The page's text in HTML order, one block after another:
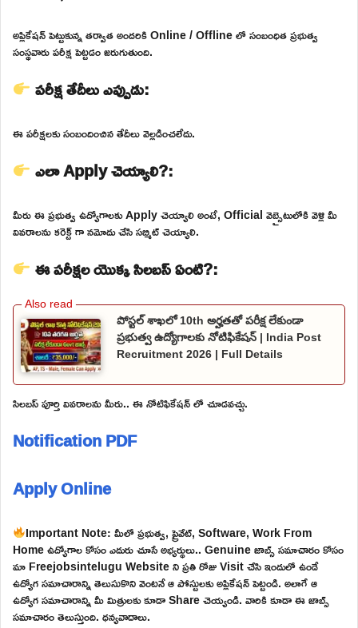
అప్లికేషన్ పెట్టుకున్న తర్వాత అందరికి Online / Offline లో సంబంధిత ప్రభుత్వ
సంస్థవారు పరీక్ష పెట్టడం జరుగుతుంది.
పరీక్ష తేదీలు ఎప్పుడు:
ఈ పరీక్షలకు సంబందించిన తేదీలు వెల్లడించలేదు.
ఎలా Apply చెయ్యాలి?:
మీరు ఈ ప్రభుత్వ ఉద్యోగాలకు Apply చెయ్యాలి అంటే, Official వెబ్సైటులోకి వెళ్లి మీ
వివరాలను కరెక్ట్ గా నమోదు చేసి సబ్మిట్ చెయ్యాలి.
ఈ పరీక్షల యొక్క సిలబస్ ఏంటి?:
పోస్టల్ శాఖలో 10th అర్హతతో పరీక్ష లేకుండా
ప్రభుత్వ ఉద్యోగాలకు నోటిఫికేషన్ | India Post
Recruitment 2026 | Full Details
సిలబస్ పూర్తి వివరాలను మీరు.. ఈ నోటిఫికేషన్ లో చూడవచ్చు.
Notification PDF
Apply Online
Important Note: మీలో ప్రభుత్వ, ప్రైవేట్, Software, Work From
Home ఉద్యోగాల కోసం ఎదురు చూసే అభ్యర్థులు.. Genuine జాబ్స్ సమాచారం కోసం
మా Freejobsintelugu Website ని ప్రతి రోజు Visit చేసి ఇందులో ఉండే
ఉద్యోగ సమాచారాన్ని తెలుసుకొని వెంటనే ఆ పోస్టులకు అప్లికేషన్ పెట్టండి. అలాగే ఆ
ఉద్యోగ సమాచారాన్ని మీ మిత్రులకు కూడా Share చెయ్యండి. వారికి కూడా ఈ జాబ్స్
సమాచారం తెలుస్తుంది. ధన్యవాదాలు.